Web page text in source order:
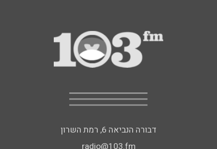
דבורה הנביאה 6, רמת השרון
radio@103.fm